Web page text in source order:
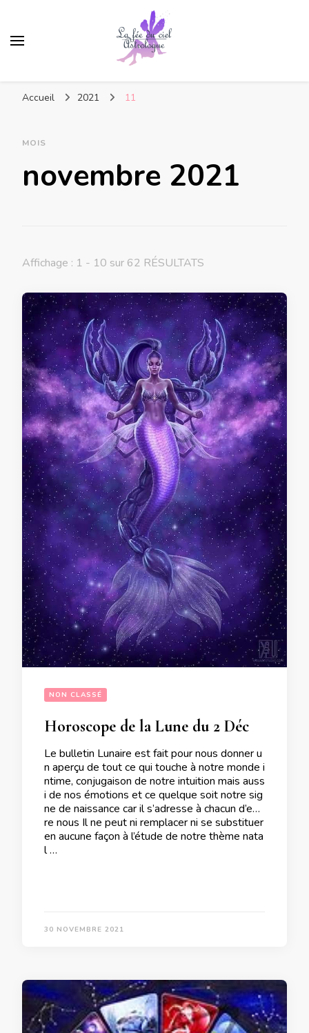
Accueil 2021 11
MOIS
novembre 2021
Affichage : 1 - 10 sur 62 RÉSULTATS
NON CLASSÉ
Le bulletin Lunaire est fait pour nous donner u
n aperçu de tout ce qui touche à notre monde i
ntime, conjugaison de notre intuition mais auss
i de nos émotions et ce quelque soit notre sig
ne de naissance car il s’adresse à chacun d’ent
re nous Il ne peut ni remplacer ni se substituer
en aucune façon à l’étude de notre thème nata
l …
30 NOVEMBRE 2021